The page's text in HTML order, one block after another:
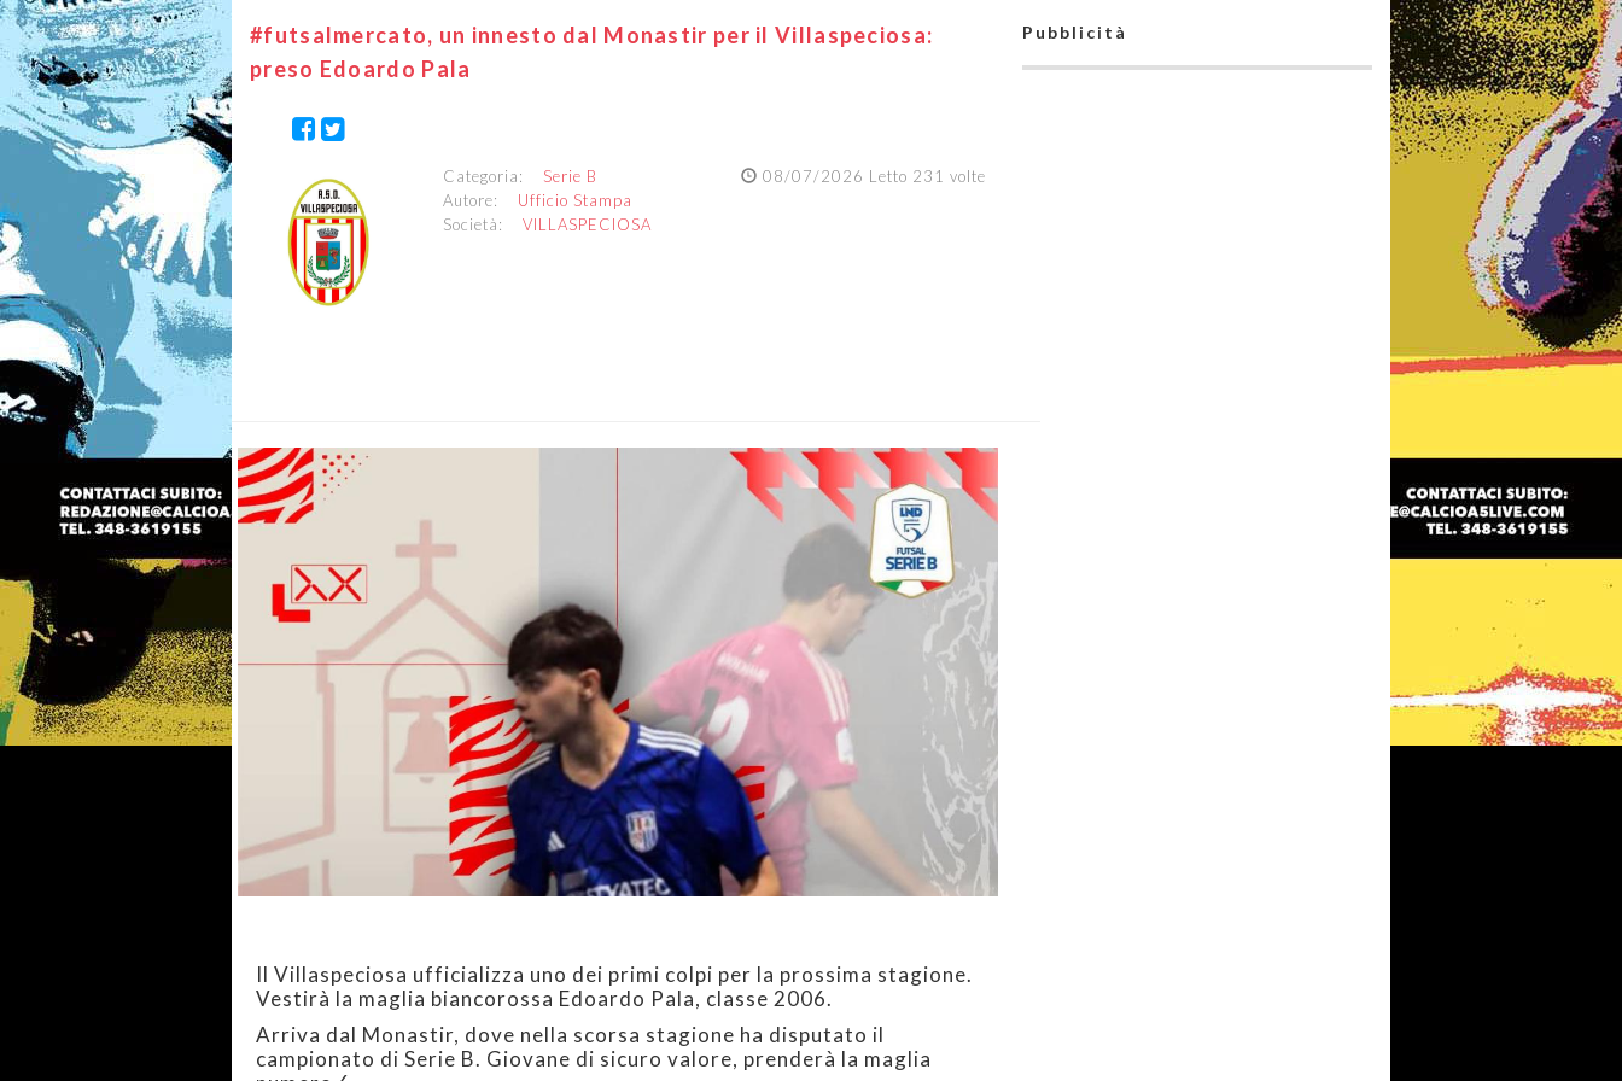
#futsalmercato, un innesto dal Monastir per il Villaspeciosa:
preso Edoardo Pala
08/07/2026 Letto 231 volte
Categoria: Serie B
Autore: Ufficio Stampa
Società: VILLASPECIOSA
Il Villaspeciosa ufficializza uno dei primi colpi per la prossima stagione.
Vestirà la maglia biancorossa Edoardo Pala, classe 2006.
Arriva dal Monastir, dove nella scorsa stagione ha disputato il
campionato di Serie B. Giovane di sicuro valore, prenderà la maglia
Pubblicità